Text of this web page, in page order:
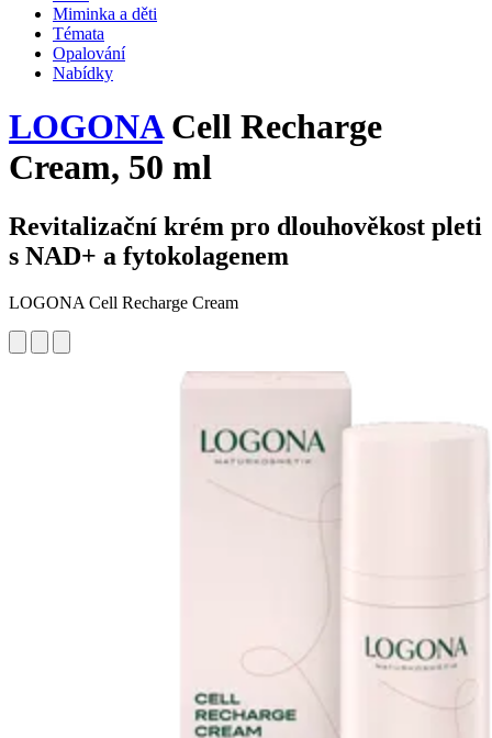
Miminka a děti
Témata
Opalování
Nabídky
LOGONACell Recharge
Cream, 50 ml
Revitalizační krém pro dlouhověkost pleti
s NAD+ a fytokolagenem
LOGONA Cell Recharge Cream